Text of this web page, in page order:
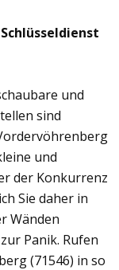
und
sind
und
der Konkurrenz
Sie daher in
Wänden
Panik. Rufen
(71546) in so